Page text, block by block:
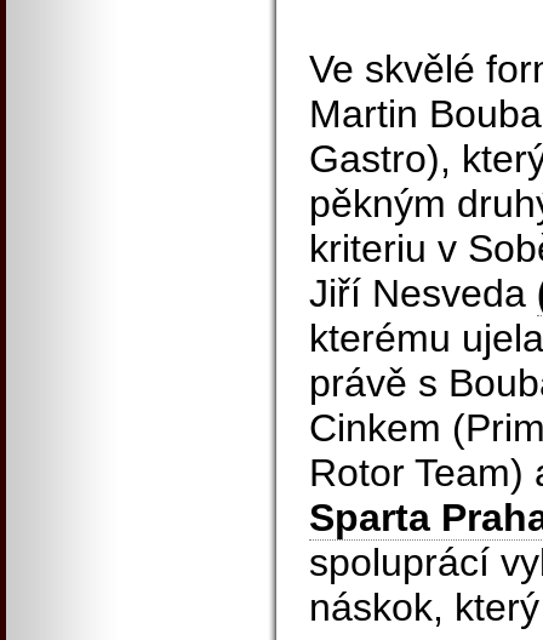
Ve skvělé
Martin
Gastro),
pěkným
kriteriu v
Jiří Nesveda
kterému
právě s
Cinkem
Rotor
Sparta
spoluprácí
náskok,